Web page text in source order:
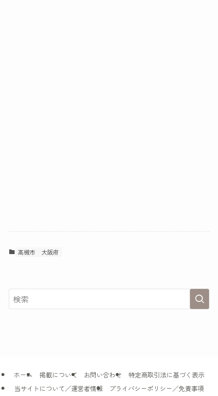
高槻市 大阪府
ホーム 掲載について お問い合わせ
特定商取引法に基づく表示
当サイトについて／運営者情報
プライバシーポリシー／免責事項